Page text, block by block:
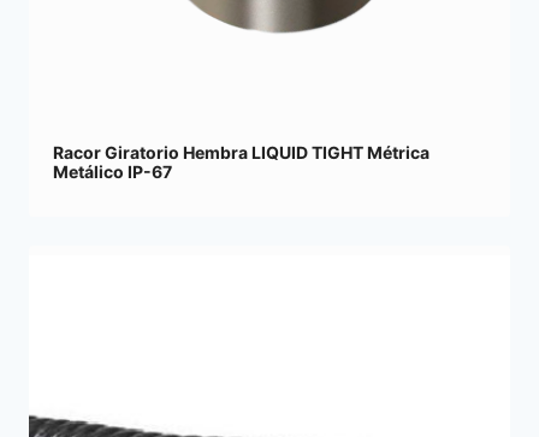
Racor Giratorio Hembra LIQUID TIGHT Métrica
Metálico IP-67